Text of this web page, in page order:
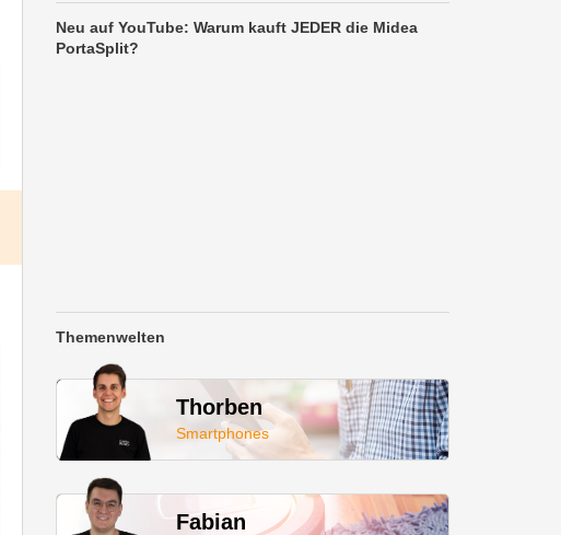
Neu auf YouTube: Warum kauft JEDER die Midea
PortaSplit?
Themenwelten
Thorben
Smartphones
Fabian